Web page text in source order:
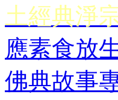
土經典淨
應素食放
佛典故事